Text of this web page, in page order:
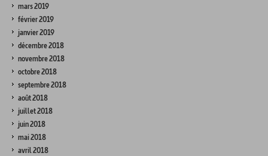
mars 2019
février 2019
janvier 2019
décembre 2018
novembre 2018
octobre 2018
septembre 2018
août 2018
juillet 2018
juin 2018
mai 2018
avril 2018